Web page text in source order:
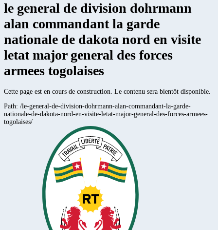
le general de division dohrmann
alan commandant la garde
nationale de dakota nord en visite
letat major general des forces
armees togolaises
Cette page est en cours de construction. Le contenu sera bientôt disponible.
Path: /le-general-de-division-dohrmann-alan-commandant-la-garde-
nationale-de-dakota-nord-en-visite-letat-major-general-des-forces-armees-
togolaises/